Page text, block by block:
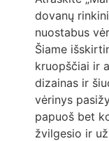
dovanų
nuostabus
Šiame
kruopščiai ir
dizainas ir
vėrinys
papuoš bet
žvilgesio ir